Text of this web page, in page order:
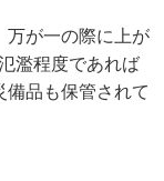
万が一の際に上が
濫程度であれば
備品も保管されて